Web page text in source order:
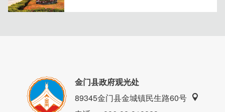
金门县政府观光处
89345金门县金城镇民生路60号